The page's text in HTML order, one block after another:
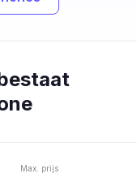
Max. prijs